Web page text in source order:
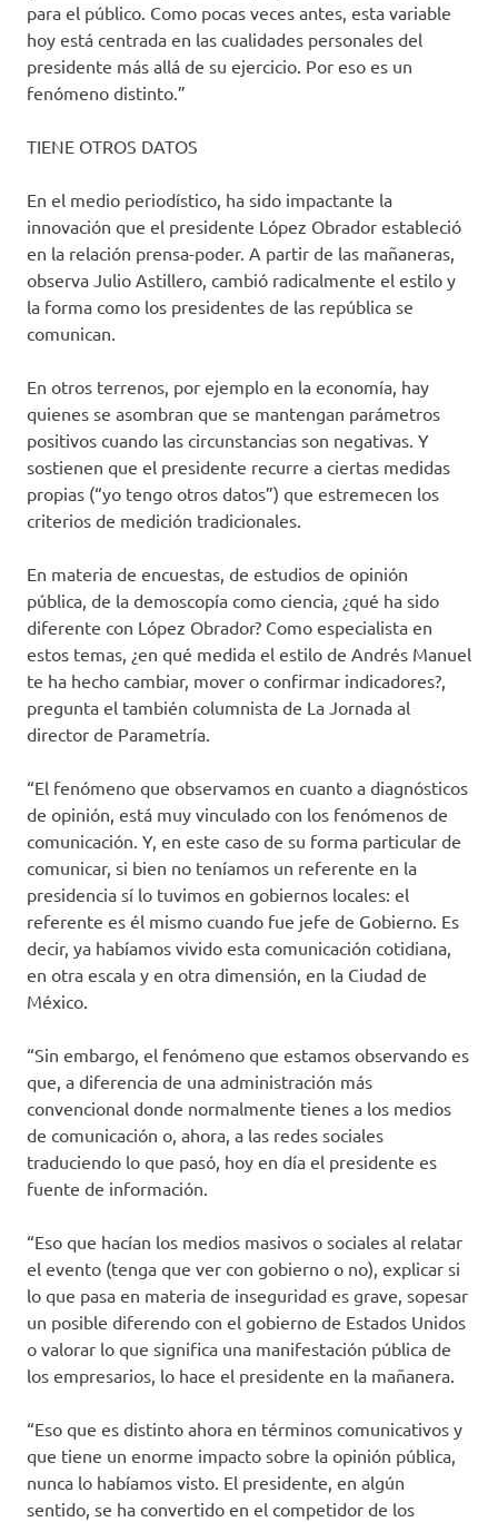
para el público. Como pocas veces antes, esta variable
hoy está centrada en las cualidades personales del
presidente más allá de su ejercicio. Por eso es un
fenómeno distinto.”
TIENE OTROS DATOS
En el medio periodístico, ha sido impactante la
innovación que el presidente López Obrador estableció
en la relación prensa-poder. A partir de las mañaneras,
observa Julio Astillero, cambió radicalmente el estilo y
la forma como los presidentes de las república se
comunican.
En otros terrenos, por ejemplo en la economía, hay
quienes se asombran que se mantengan parámetros
positivos cuando las circunstancias son negativas. Y
sostienen que el presidente recurre a ciertas medidas
propias (“yo tengo otros datos”) que estremecen los
criterios de medición tradicionales.
En materia de encuestas, de estudios de opinión
pública, de la demoscopía como ciencia, ¿qué ha sido
diferente con López Obrador? Como especialista en
estos temas, ¿en qué medida el estilo de Andrés Manuel
te ha hecho cambiar, mover o confirmar indicadores?,
pregunta el también columnista de La Jornada al
director de Parametría.
“El fenómeno que observamos en cuanto a diagnósticos
de opinión, está muy vinculado con los fenómenos de
comunicación. Y, en este caso de su forma particular de
comunicar, si bien no teníamos un referente en la
presidencia sí lo tuvimos en gobiernos locales: el
referente es él mismo cuando fue jefe de Gobierno. Es
decir, ya habíamos vivido esta comunicación cotidiana,
en otra escala y en otra dimensión, en la Ciudad de
México.
“Sin embargo, el fenómeno que estamos observando es
que, a diferencia de una administración más
convencional donde normalmente tienes a los medios
de comunicación o, ahora, a las redes sociales
traduciendo lo que pasó, hoy en día el presidente es
fuente de información.
“Eso que hacían los medios masivos o sociales al relatar
el evento (tenga que ver con gobierno o no), explicar si
lo que pasa en materia de inseguridad es grave, sopesar
un posible diferendo con el gobierno de Estados Unidos
o valorar lo que significa una manifestación pública de
los empresarios, lo hace el presidente en la mañanera.
“Eso que es distinto ahora en términos comunicativos y
que tiene un enorme impacto sobre la opinión pública,
nunca lo habíamos visto. El presidente, en algún
sentido, se ha convertido en el competidor de los